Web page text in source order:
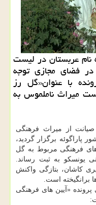
عربستان در لیست
در فضای مجازی توجه
با عنوان«گل رز
میراث ناملموس به
از میراث فرهنگی
برگزار گردید،
های فرهنگی مربوط به گل
یونسکو به ثبت رساند.
کاشان، بتازگی واکنش
برانگیخته است.
«آیین های فرهنگی